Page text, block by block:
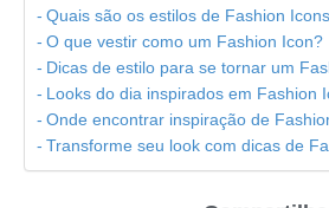
Quais são os estilos de Fashion
O que vestir como um Fashion Icon?
Dicas de estilo para se tornar um
Looks do dia inspirados em Fashion
Onde encontrar inspiração de
Transforme seu look com dicas de